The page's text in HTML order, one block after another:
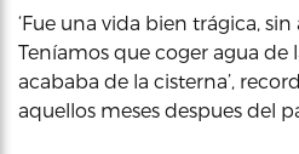
‘Fue una vida bien trágica,
Teníamos que coger agua de
acababa de la cisterna’,
aquellos meses despues del